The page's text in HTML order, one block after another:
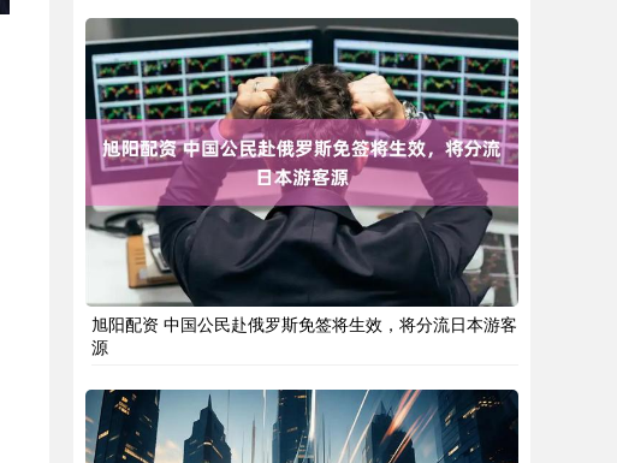
旭阳配资 中国公民赴俄罗斯免签将生效，将分流日本游客
源